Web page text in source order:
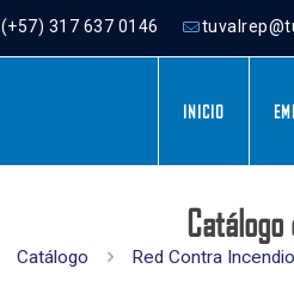
(+57) 317 637 0146
INICIO
Catálogo Red Contra